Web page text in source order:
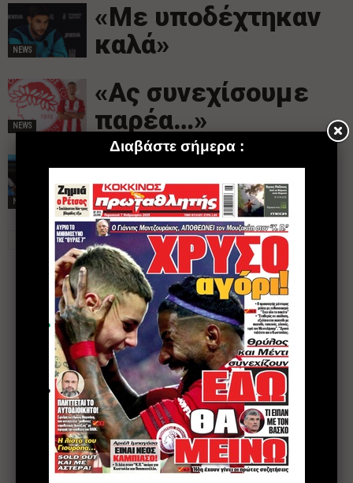
NEWS
«Με υποδέχτηκαν
καλά»
NEWS
«Ας συνεχίσουμε
παρέα…»
NEWS
Ντεμπούτο για
Μπιέλ στο MLS